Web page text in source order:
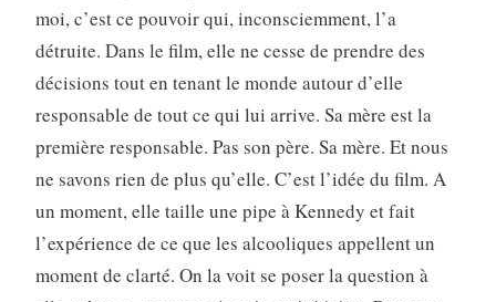
moi, c’est ce pouvoir qui, inconsciemment, l’a
détruite. Dans le film, elle ne cesse de prendre des
décisions tout en tenant le monde autour d’elle
responsable de tout ce qui lui arrive. Sa mère est la
première responsable. Pas son père. Sa mère. Et nous
ne savons rien de plus qu’elle. C’est l’idée du film. A
un moment, elle taille une pipe à Kennedy et fait
l’expérience de ce que les alcooliques appellent un
moment de clarté. On la voit se poser la question à